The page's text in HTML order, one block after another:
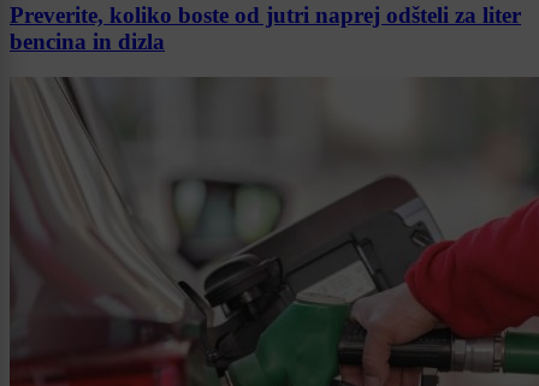
Preverite, koliko boste od jutri naprej odšteli za liter
bencina in dizla